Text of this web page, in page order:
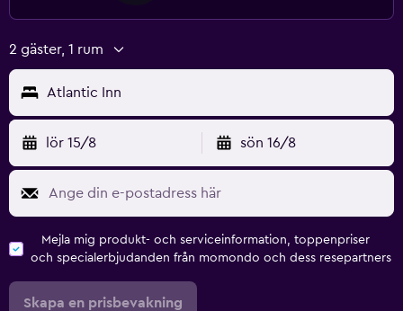
2 gäster, 1 rum
Atlantic Inn
lör 15/8 sön 16/8
Mejla mig produkt- och serviceinformation, toppenpriser
och specialerbjudanden från momondo och dess resepartners
Skapa en prisbevakning